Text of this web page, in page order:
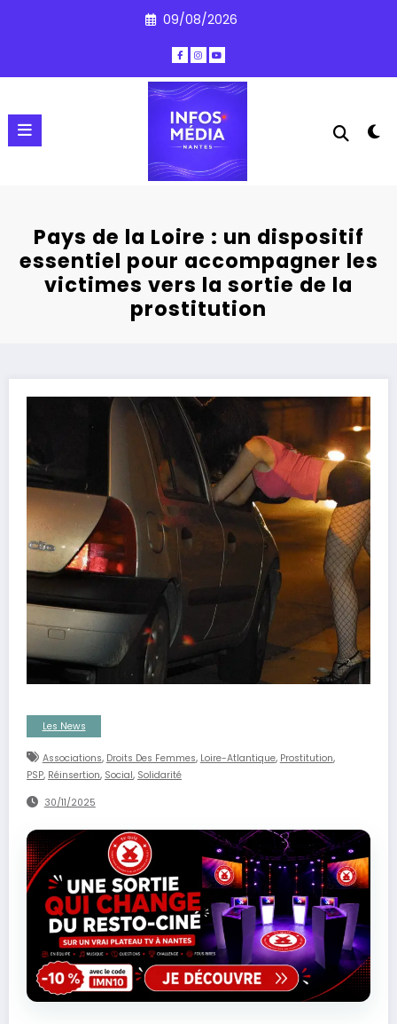
09/08/2026
Pays de la Loire : un dispositif
essentiel pour accompagner les
victimes vers la sortie de la
prostitution
Les News
Associations, Droits Des Femmes, Loire-Atlantique, Prostitution,
PSP, Réinsertion, Social, Solidarité
30/11/2025